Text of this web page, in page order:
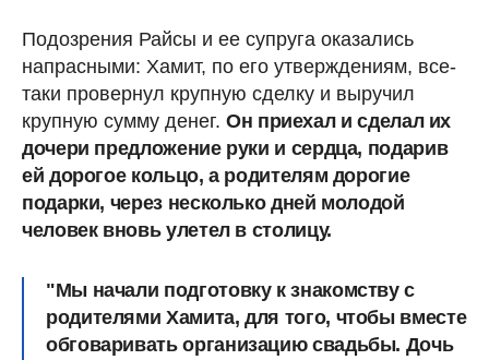
Подозрения Райсы и ее супруга оказались
напрасными: Хамит, по его утверждениям, все-
таки провернул крупную сделку и выручил
крупную сумму денег. Он приехал и сделал их
дочери предложение руки и сердца, подарив
ей дорогое кольцо, а родителям дорогие
подарки, через несколько дней молодой
человек вновь улетел в столицу.
"Мы начали подготовку к знакомству с
родителями Хамита, для того, чтобы вместе
обговаривать организацию свадьбы. Дочь